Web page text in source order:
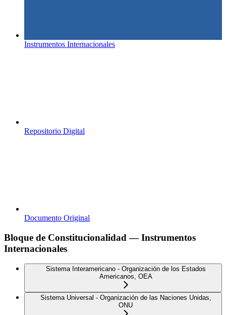
Instrumentos Internacionales
Repositorio Digital
Documento Original
Bloque de Constitucionalidad — Instrumentos
Internacionales
Sistema Interamericano - Organización de los Estados
Americanos, OEA
Sistema Universal - Organización de las Naciones Unidas,
ONU